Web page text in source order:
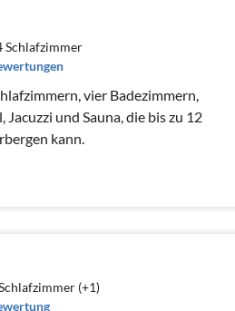
Schlafzimmer
vier Badezimmern,
Jacuzzi und Sauna, die bis zu 12
kann.
(+1)